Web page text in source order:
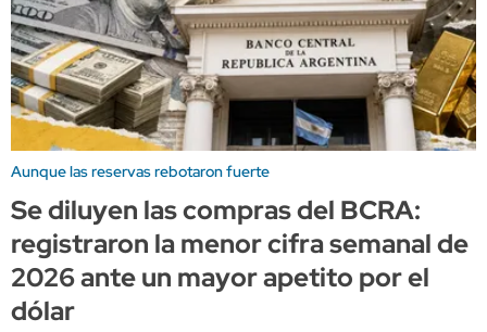
Aunque las reservas rebotaron fuerte
Se diluyen las compras del BCRA:
registraron la menor cifra semanal de
2026 ante un mayor apetito por el
dólar